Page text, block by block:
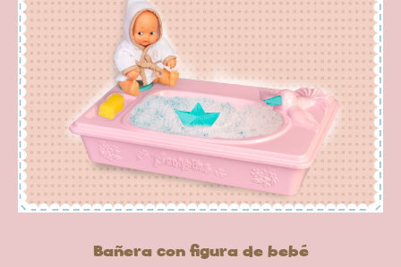
Bañera con figura de bebé